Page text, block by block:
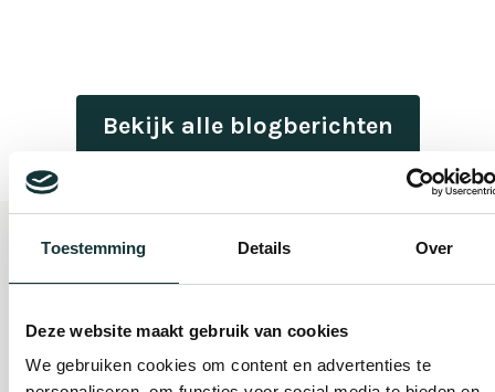
Toestemming Details Over
Deze website maakt gebruik van cookies
We gebruiken cookies om content en advertenties te
Bekijk alle blogberichten